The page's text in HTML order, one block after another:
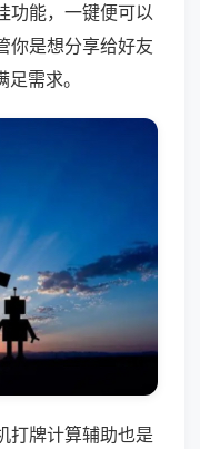
功能，一键便可以
你是想分享给好友
需求。
打牌计算辅助也是